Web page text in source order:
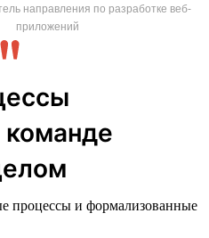
направления по разработке веб-
приложений
команде
процессы и формализованные